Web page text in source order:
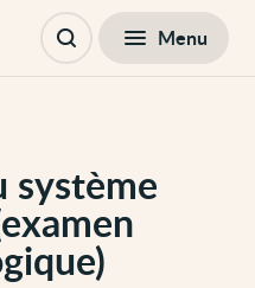
système
Ouvrir Menu
Fermer